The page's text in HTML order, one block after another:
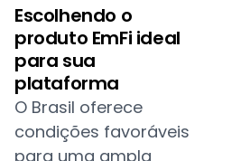
Escolhendo o
produto EmFi ideal
para sua
plataforma
O Brasil oferece
condições favoráveis
para uma ampla